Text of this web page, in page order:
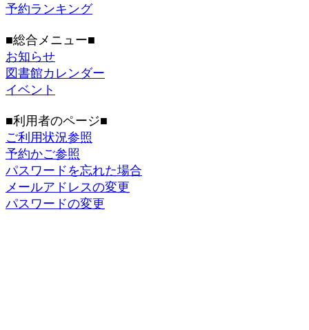
予約ランキング
■総合メニュー■
お知らせ
図書館カレンダー
イベント
■利用者のページ■
ご利用状況参照
予約かご参照
パスワードを忘れた場合
メールアドレスの変更
パスワードの変更